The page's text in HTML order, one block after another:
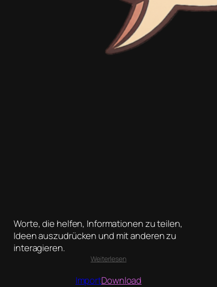
Worte, die helfen, Informationen zu teilen,
Ideen auszudrücken und mit anderen zu
interagieren.
Weiterlesen:
ImportDownload